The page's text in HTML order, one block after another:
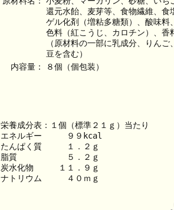
還元水飴、麦芽等、食物繊維、食
ゲル化剤（増粘多糖類）、酸味料
色料（紅こうじ、カロチン）、香
（原材料の一部に乳成分、りんご
豆を含む）
内容量：
８個（個包装）
栄養成分表：１個（標準２１ｇ）当たり
エネルギー　　　９９kcal
たんぱく質　　　１．２ｇ
脂質　　　　　　５．２ｇ
炭水化物　　　１１．９ｇ
ナトリウム　　　４０ｍｇ